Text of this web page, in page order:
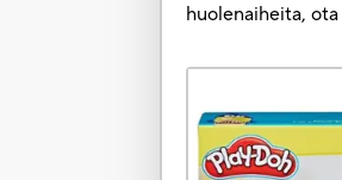
huolenaiheita,